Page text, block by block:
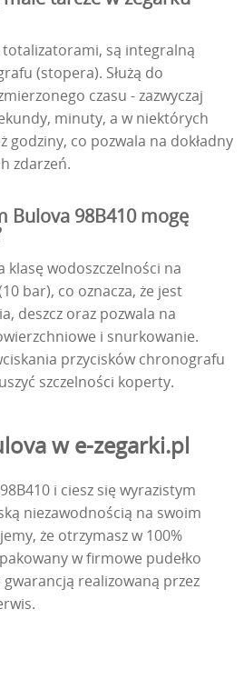
totalizatorami, są integralną
(stopera). Służą do
czasu - zazwyczaj
minuty, a w niektórych
godziny, co pozwala na dokładny
zdarzeń.
Bulova 98B410 mogę
klasę wodoszczelności na
bar), co oznacza, że jest
deszcz oraz pozwala na
i snurkowanie.
przycisków chronografu
szczelności koperty.
w e-zegarki.pl
i ciesz się wyrazistym
niezawodnością na swoim
że otrzymasz w 100%
w firmowe pudełko
realizowaną przez